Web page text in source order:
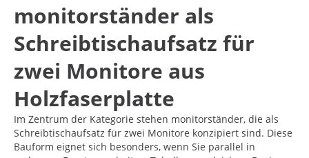
monitorständer als
Schreibtischaufsatz für
zwei Monitore aus
Holzfaserplatte
Im Zentrum der Kategorie stehen monitorständer, die als
Schreibtischaufsatz für zwei Monitore konzipiert sind. Diese
Bauform eignet sich besonders, wenn Sie parallel in